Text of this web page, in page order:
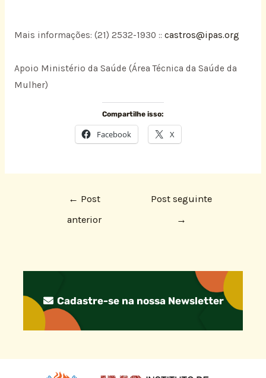
Mais informações: (21) 2532-1930 :: castros@ipas.org
Apoio Ministério da Saúde (Área Técnica da Saúde da
Mulher)
Compartilhe isso:
Facebook X
← Post
anterior
Post seguinte
→
Cadastre-se na nossa Newsletter